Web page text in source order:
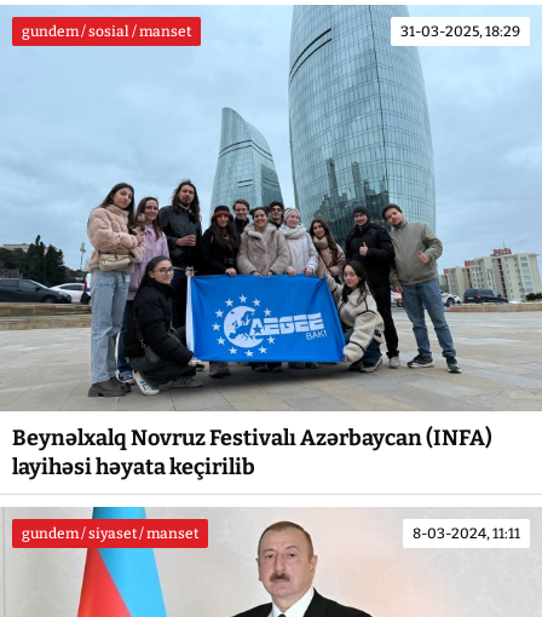
gundem / sosial / manset 31-03-2025, 18:29
Beynəlxalq Novruz Festivalı Azərbaycan (INFA)
layihəsi həyata keçirilib
gundem / siyaset / manset 8-03-2024, 11:11